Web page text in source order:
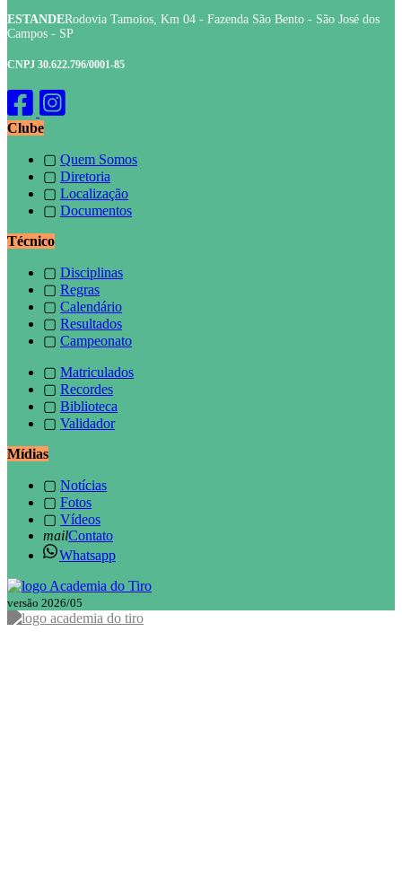
ESTANDERodovia Tamoios, Km 04 - Fazenda São Bento - São José dos
Campos - SP
CNPJ 30.622.796/0001-85
Clube
▢ Quem Somos
▢ Diretoria
▢ Localização
▢ Documentos
Técnico
▢ Disciplinas
▢ Regras
▢ Calendário
▢ Resultados
▢ Campeonato
▢ Matriculados
▢ Recordes
▢ Biblioteca
▢ Validador
Mídias
▢ Notícias
▢ Fotos
▢ Vídeos
mailContato
Whatsapp
versão 2026/05